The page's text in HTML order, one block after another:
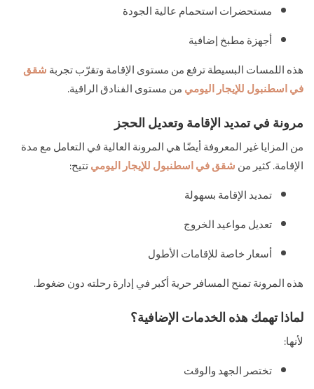
مستحضرات استحمام عالية الجودة
أجهزة مطبخ إضافية
هذه اللمسات البسيطة ترفع من مستوى الإقامة وتقرّب تجربةشقق
في اسطنبول للإيجار اليوميمن مستوى الفنادق الراقية.
مرونة في تمديد الإقامة وتعديل الحجز
من المزايا غير المعروفة أيضًا هي المرونة العالية في التعامل مع مدة
الإقامة. كثير منشقق في اسطنبول للإيجار اليوميتتيح:
تمديد الإقامة بسهولة
تعديل مواعيد الخروج
أسعار خاصة للإقامات الأطول
هذه المرونة تمنح المسافر حرية أكبر في إدارة رحلته دون ضغوط.
لماذا تهمك هذه الخدمات الإضافية؟
لأنها:
تختصر الجهد والوقت